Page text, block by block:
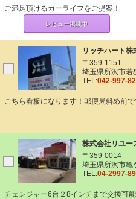
ご満足頂けるカーライフをご提案！
レビュー掲載中
リッチハート
〒359-1151
埼玉県所沢市若
TEL:042-997-
こちら看板になります！郵便局斜め前で
株式会社リユー
〒359-0014
埼玉県所沢市亀
TEL:04-2997-
チェンジャー6台２8インチまで交換可能